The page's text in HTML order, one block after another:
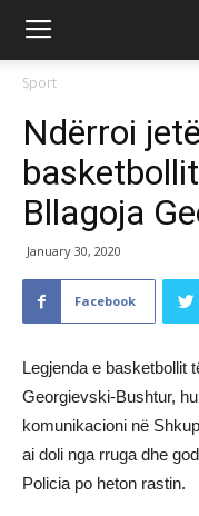
Sport
Ndërroi
Bllagoja
January 30, 2020
Facebook
Legjenda e basketbollit
Georgievski-Bushtur,
komunikacioni në
ai doli nga rruga dhe
Policia po heton rastin.